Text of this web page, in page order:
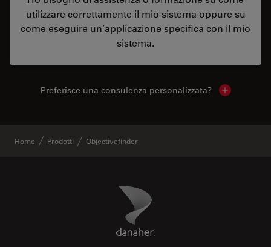
utilizzare correttamente il mio sistema oppure su
come eseguire un’applicazione specifica con il mio
sistema.
Preferisce una consulenza personalizzata? Show local
Home Prodotti Objectivefinder
Danaher Logo